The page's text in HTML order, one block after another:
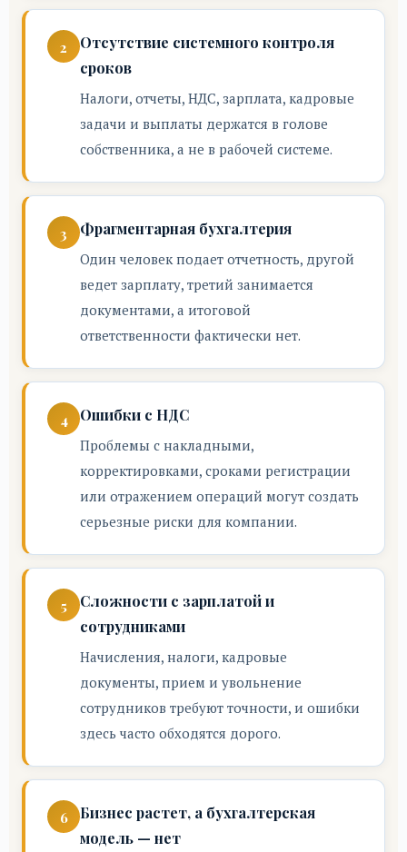
Отсутствие системного контроля
сроков
Налоги, отчеты, НДС, зарплата, кадровые
задачи и выплаты держатся в голове
собственника, а не в рабочей системе.
Фрагментарная бухгалтерия
Один человек подает отчетность, другой
ведет зарплату, третий занимается
документами, а итоговой
ответственности фактически нет.
Ошибки с НДС
Проблемы с накладными,
корректировками, сроками регистрации
или отражением операций могут создать
серьезные риски для компании.
Сложности с зарплатой и
сотрудниками
Начисления, налоги, кадровые
документы, прием и увольнение
сотрудников требуют точности, и ошибки
здесь часто обходятся дорого.
Бизнес растет, а бухгалтерская
модель — нет